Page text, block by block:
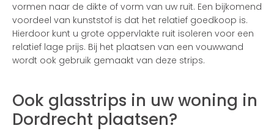
vormen naar de dikte of vorm van uw ruit. Een bijkomend
voordeel van kunststof is dat het relatief goedkoop is.
Hierdoor kunt u grote oppervlakte ruit isoleren voor een
relatief lage prijs. Bij het plaatsen van een vouwwand
wordt ook gebruik gemaakt van deze strips.
Ook glasstrips in uw woning in
Dordrecht plaatsen?